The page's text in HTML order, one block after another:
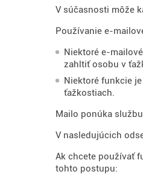
V súčasnosti môže
Používanie e-
Niektoré e-
zahltiť osobu v
Niektoré funkcie
ťažkostiach.
Mailo ponúka
V nasledujúcich
Ak chcete používať
tohto postupu: